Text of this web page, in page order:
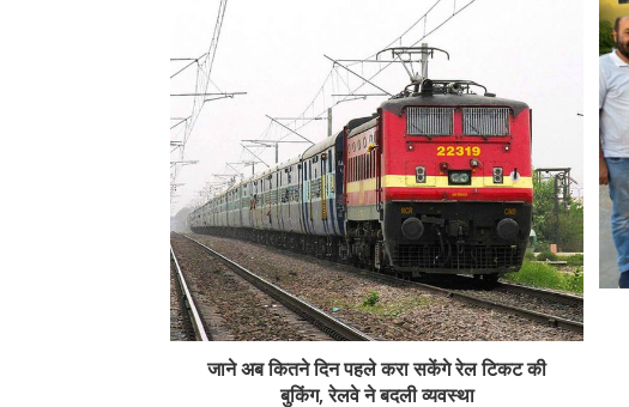
जाने अब कितने दिन पहले करा सकेंगे रेल टिकट की
बुकिंग, रेलवे ने बदली व्यवस्था